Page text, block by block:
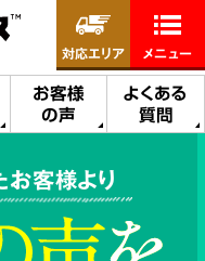
お客様
の声
よくある
質問
対応エリア メニュー
客様より